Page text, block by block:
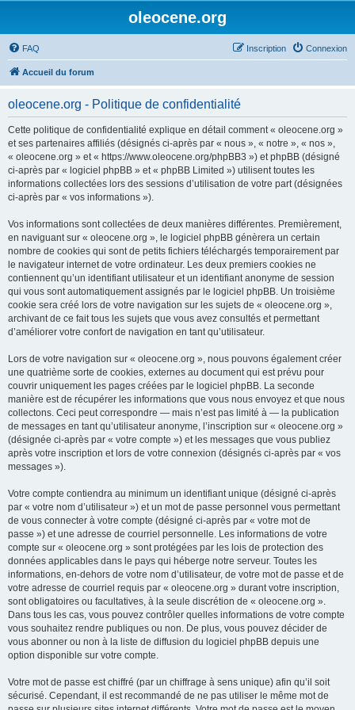
oleocene.org
FAQ Connexion
Inscription
Accueil du forum
oleocene.org - Politique de confidentialité
Cette politique de confidentialité explique en détail comment « oleocene.org »
et ses partenaires affiliés (désignés ci-après par « nous », « notre », « nos »,
« oleocene.org » et « https://www.oleocene.org/phpBB3 ») et phpBB (désigné
ci-après par « logiciel phpBB » et « phpBB Limited ») utilisent toutes les
informations collectées lors des sessions d’utilisation de votre part (désignées
ci-après par « vos informations »).
Vos informations sont collectées de deux manières différentes. Premièrement,
en naviguant sur « oleocene.org », le logiciel phpBB génèrera un certain
nombre de cookies qui sont de petits fichiers téléchargés temporairement par
le navigateur internet de votre ordinateur. Les deux premiers cookies ne
contiennent qu’un identifiant utilisateur et un identifiant anonyme de session
qui vous sont automatiquement assignés par le logiciel phpBB. Un troisième
cookie sera créé lors de votre navigation sur les sujets de « oleocene.org »,
archivant de ce fait tous les sujets que vous avez consultés et permettant
d’améliorer votre confort de navigation en tant qu’utilisateur.
Lors de votre navigation sur « oleocene.org », nous pouvons également créer
une quatrième sorte de cookies, externes au document qui est prévu pour
couvrir uniquement les pages créées par le logiciel phpBB. La seconde
manière est de récupérer les informations que vous nous envoyez et que nous
collectons. Ceci peut correspondre — mais n’est pas limité à — la publication
de messages en tant qu’utilisateur anonyme, l’inscription sur « oleocene.org »
(désignée ci-après par « votre compte ») et les messages que vous publiez
après votre inscription et lors de votre connexion (désignés ci-après par « vos
messages »).
Votre compte contiendra au minimum un identifiant unique (désigné ci-après
par « votre nom d’utilisateur ») et un mot de passe personnel vous permettant
de vous connecter à votre compte (désigné ci-après par « votre mot de
passe ») et une adresse de courriel personnelle. Les informations de votre
compte sur « oleocene.org » sont protégées par les lois de protection des
données applicables dans le pays qui héberge notre serveur. Toutes les
informations, en-dehors de votre nom d’utilisateur, de votre mot de passe et de
votre adresse de courriel requis par « oleocene.org » durant votre inscription,
sont obligatoires ou facultatives, à la seule discrétion de « oleocene.org ».
Dans tous les cas, vous pouvez contrôler quelles informations de votre compte
vous souhaitez rendre publiques ou non. De plus, vous pouvez décider de
vous abonner ou non à la liste de diffusion du logiciel phpBB depuis une
option disponible sur votre compte.
Votre mot de passe est chiffré (par un chiffrage à sens unique) afin qu’il soit
sécurisé. Cependant, il est recommandé de ne pas utiliser le même mot de